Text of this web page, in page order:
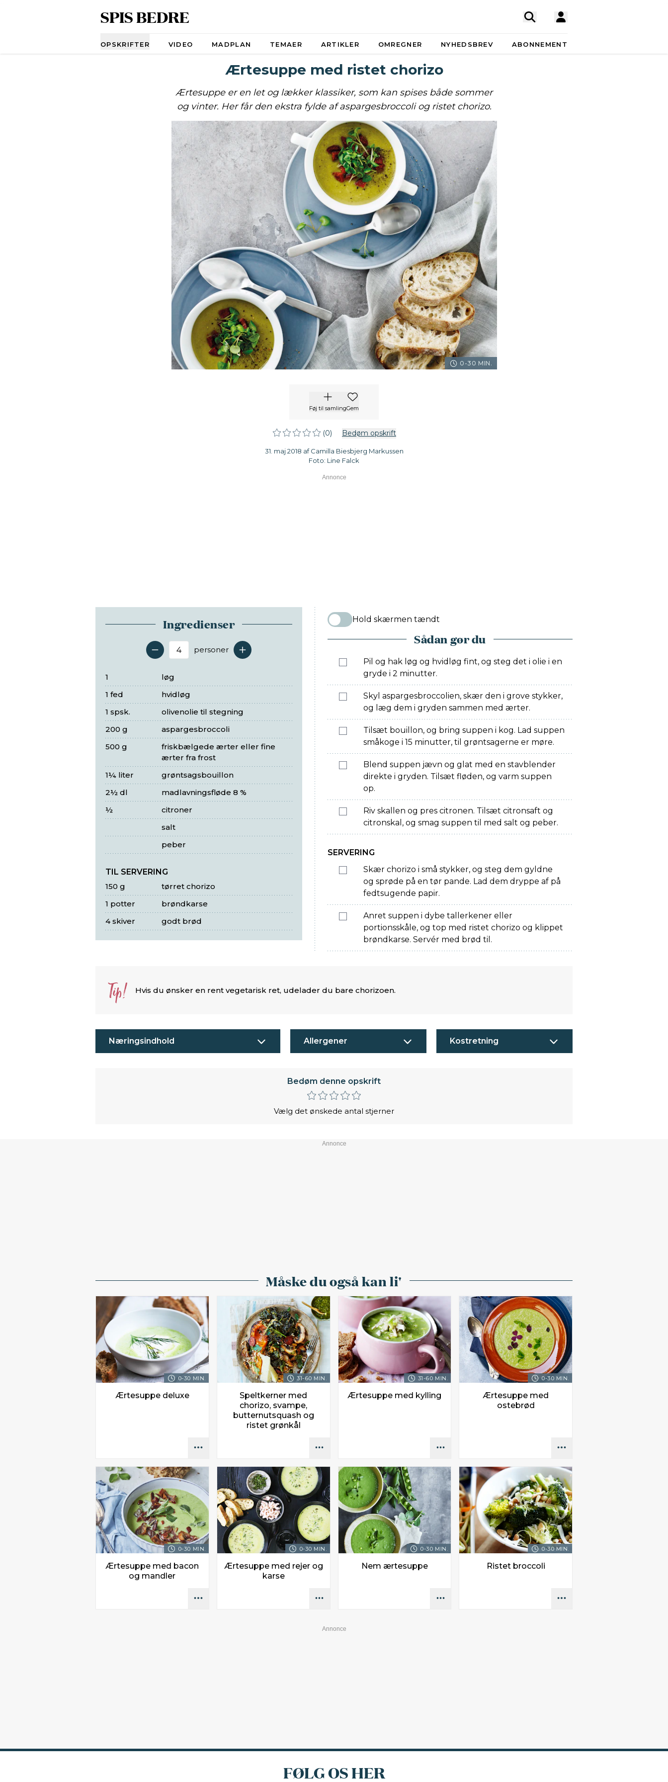
SPIS BEDRE
OPSKRIFTER VIDEO MADPLAN TEMAER ARTIKLER OMREGNER NYHEDSBREV ABONNEMENT
Ærtesuppe med ristet chorizo
Ærtesuppe er en let og lækker klassiker, som kan spises både sommer
og vinter. Her får den ekstra fylde af aspargesbroccoli og ristet chorizo.
0-30 MIN.
Føj til samlingGem
(0) Bedøm opskrift
31. maj 2018 af Camilla Biesbjerg Markussen
Foto: Line Falck
Ingredienser
Antal serveringer
personer
løg
1
hvidløg
1 fed
olivenolie til stegning
1 spsk.
aspargesbroccoli
200 g
friskbælgede ærter eller fine
ærter fra frost
500 g
grøntsagsbouillon
1¼ liter
madlavningsfløde 8 %
2½ dl
citroner
½
salt
peber
TIL SERVERING
tørret chorizo
150 g
brøndkarse
1 potter
godt brød
4 skiver
Hold skærmen tændt
Sådan gør du
Pil og hak løg og hvidløg fint, og steg det i olie i en
gryde i 2 minutter.
Skyl aspargesbroccolien, skær den i grove stykker,
og læg dem i gryden sammen med ærter.
Tilsæt bouillon, og bring suppen i kog. Lad suppen
småkoge i 15 minutter, til grøntsagerne er møre.
Blend suppen jævn og glat med en stavblender
direkte i gryden. Tilsæt fløden, og varm suppen
op.
Riv skallen og pres citronen. Tilsæt citronsaft og
citronskal, og smag suppen til med salt og peber.
SERVERING
Skær chorizo i små stykker, og steg dem gyldne
og sprøde på en tør pande. Lad dem dryppe af på
fedtsugende papir.
Anret suppen i dybe tallerkener eller
portionsskåle, og top med ristet chorizo og klippet
brøndkarse. Servér med brød til.
Tip! Hvis du ønsker en rent vegetarisk ret, udelader du bare chorizoen.
Næringsindhold Allergener Kostretning
Bedøm denne opskrift
Vælg det ønskede antal stjerner
Måske du også kan li'
0-30 MIN.
Ærtesuppe deluxe
31-60 MIN.
Speltkerner med
chorizo, svampe,
butternutsquash og
ristet grønkål
31-60 MIN.
Ærtesuppe med kylling
0-30 MIN.
Ærtesuppe med
ostebrød
0-30 MIN.
Ærtesuppe med bacon
og mandler
0-30 MIN.
Ærtesuppe med rejer og
karse
0-30 MIN.
Nem ærtesuppe
0-30 MIN.
Ristet broccoli
FØLG OS HER